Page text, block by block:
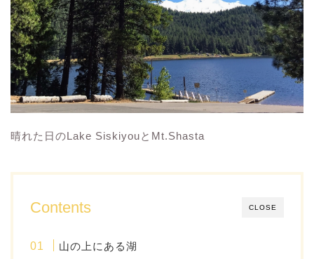
晴れた日のLake SiskiyouとMt.Shasta
CLOSE
Contents
山の上にある湖